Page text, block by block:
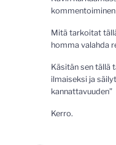
Mitä tarkoitat
homma valahda
Käsitän sen tällä
ilmaiseksi ja
kannattavuuden”
Kerro.